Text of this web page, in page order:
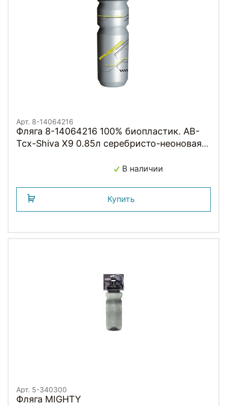
Арт. 8-14064216
Фляга 8-14064216 100% биопластик. AB-
Tcx-Shiva X9 0.85л серебристо-неоновая
В наличии
Купить
Арт. 5-340300
Фляга MIGHTY